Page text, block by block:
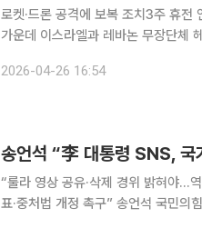
로켓·드론 공격에 보복 조치3주 휴전
가운데 이스라엘과 레바논 무장단체
내고 “베냐민 네타냐후 총리가 이스라
2026-04-26 16:54
송언석 “李 대통령 SNS, 국
“룰라 영상 공유·삭제 경위 밝혀야…
표·중처법 개정 촉구” 송언석 국민의힘 원내대표는 14일 이재명 대통령의 사회관계망서비스(SNS)